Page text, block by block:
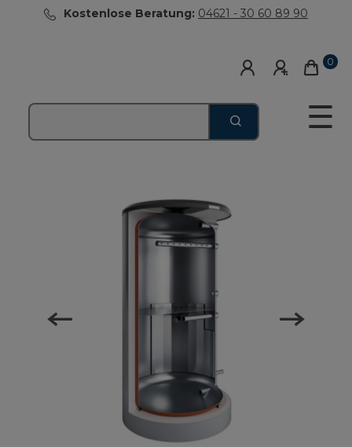
Kostenlose Beratung: 04621 - 30 60 89 90
0
☰